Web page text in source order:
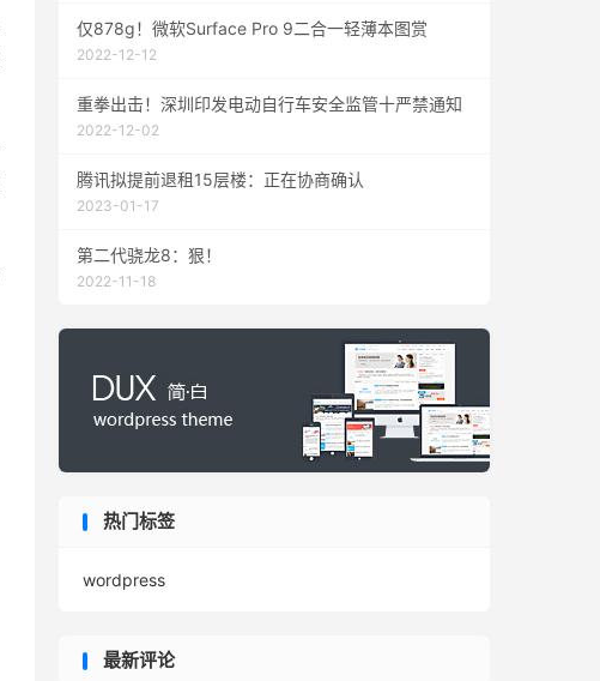
仅878g！微软Surface Pro 9二合一轻薄本图赏
2022-12-12
重拳出击！深圳印发电动自行车安全监管十严禁通知
2022-12-02
腾讯拟提前退租15层楼：正在协商确认
2023-01-17
第二代骁龙8：狠！
2022-11-18
热门标签
wordpress
最新评论